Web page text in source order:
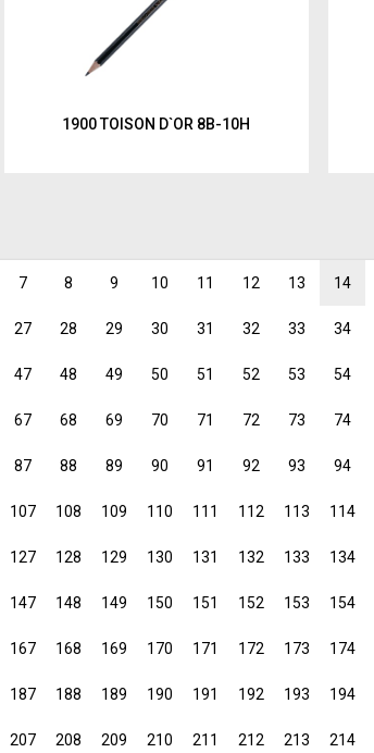
1900 TOISON D`OR 8B-10H
7 8 9 10 11 12 13 14
27 28 29 30 31 32 33 34
47 48 49 50 51 52 53 54
67 68 69 70 71 72 73 74
87 88 89 90 91 92 93 94
107 108 109 110 111 112 113 114
127 128 129 130 131 132 133 134
147 148 149 150 151 152 153 154
167 168 169 170 171 172 173 174
187 188 189 190 191 192 193 194
207 208 209 210 211 212 213 214